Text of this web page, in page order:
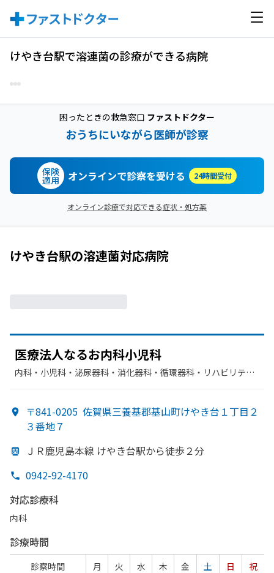
けやき台駅で溶連菌の診療ができる病院
困ったときの救急窓口 ファストドクター
おうちにいながら医師が診察
保険
適用 オンラインで診察を受ける 24時間受付
オンライン診療で対応できる症状・処方薬
けやき台駅の溶連菌対応病院
医療法人なるお内科小児科
内科・​小児科・​泌尿器科・​消化器科・​循環器科・​リハビリテー
〒841-0205 佐賀県三養基郡基山町けやき台１丁目２
３番地７
ＪＲ鹿児島本線 けやき台駅から徒歩２分
0942-92-4170
対応診療科
内科
診療時間
診察時間 月 火 水 木 金 土 日
祝